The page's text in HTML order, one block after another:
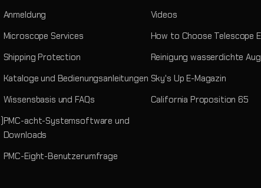
Anmeldung
Microscope Services
Shipping Protection
Kataloge und Bedienungsanleitungen
Wissensbasis und FAQs
PMC-acht-Systemsoftware und
Downloads
PMC-Eight-Benutzerumfrage
Videos
How to Choose Telescope
Reinigung wasserdichte
Sky's Up E-Magazin
California Proposition 65